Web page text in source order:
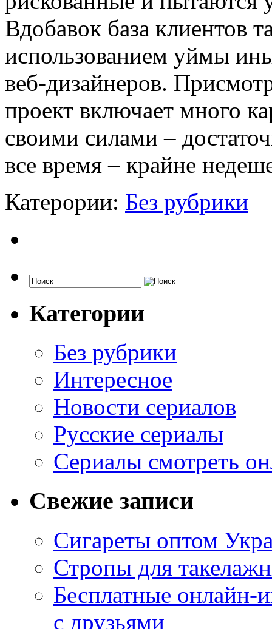
Вдобавок база клиентов
использованием уймы
веб-дизайнеров.
проект включает много
своими силами –
все время – крайне
Катерории: Без рубрики
Категории
Без рубрики
Интересное
Новости сериалов
Русские сериалы
Сериалы смотреть
Свежие записи
Сигареты оптом
Стропы для
Бесплатные
с друзьями